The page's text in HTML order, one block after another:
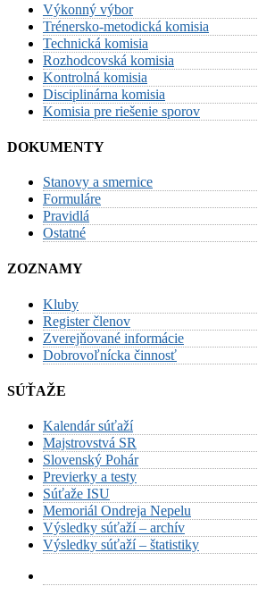
Výkonný výbor
Trénersko-metodická komisia
Technická komisia
Rozhodcovská komisia
Kontrolná komisia
Disciplinárna komisia
Komisia pre riešenie sporov
DOKUMENTY
Stanovy a smernice
Formuláre
Pravidlá
Ostatné
ZOZNAMY
Kluby
Register členov
Zverejňované informácie
Dobrovoľnícka činnosť
SÚŤAŽE
Kalendár súťaží
Majstrovstvá SR
Slovenský Pohár
Previerky a testy
Súťaže ISU
Memoriál Ondreja Nepelu
Výsledky súťaží – archív
Výsledky súťaží – štatistiky